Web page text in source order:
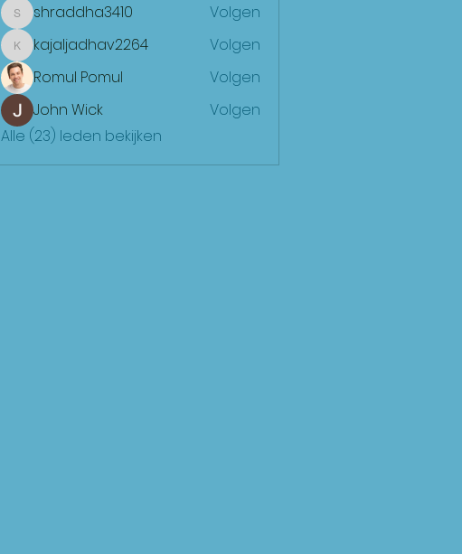
shraddha3410
shraddha3410 Volgen
kajaljadhav2264
kajaljadhav2264
Volgen
Romul Pomul
Volgen
John Wick
Volgen
Alle (23) leden bekijken